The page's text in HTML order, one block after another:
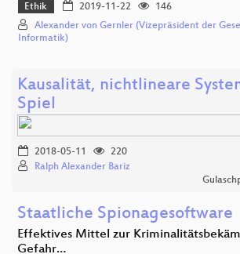
Ethik 2019-11-22
146
Alexander von Gernler (Vizepräsident der
Informatik)
Kausalität, nichtlineare
Spiel
2018-05-11
220
Ralph Alexander Bariz
Staatliche Spionagesoftware
Effektives Mittel zur
Gefahr…